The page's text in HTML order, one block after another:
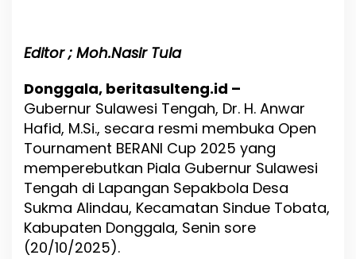
R
N
I
u
p
2
0
2
5
G
Editor ; Moh.Nasir Tula
Donggala, beritasulteng.id –
Gubernur Sulawesi Tengah, Dr. H. Anwar
Hafid, M.Si., secara resmi membuka Open
Tournament BERANI Cup 2025 yang
memperebutkan Piala Gubernur Sulawesi
Tengah di Lapangan Sepakbola Desa
Sukma Alindau, Kecamatan Sindue Tobata,
Kabupaten Donggala, Senin sore
(20/10/2025).